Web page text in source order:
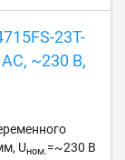
23T-
~230 В,
Uном.=~230 В